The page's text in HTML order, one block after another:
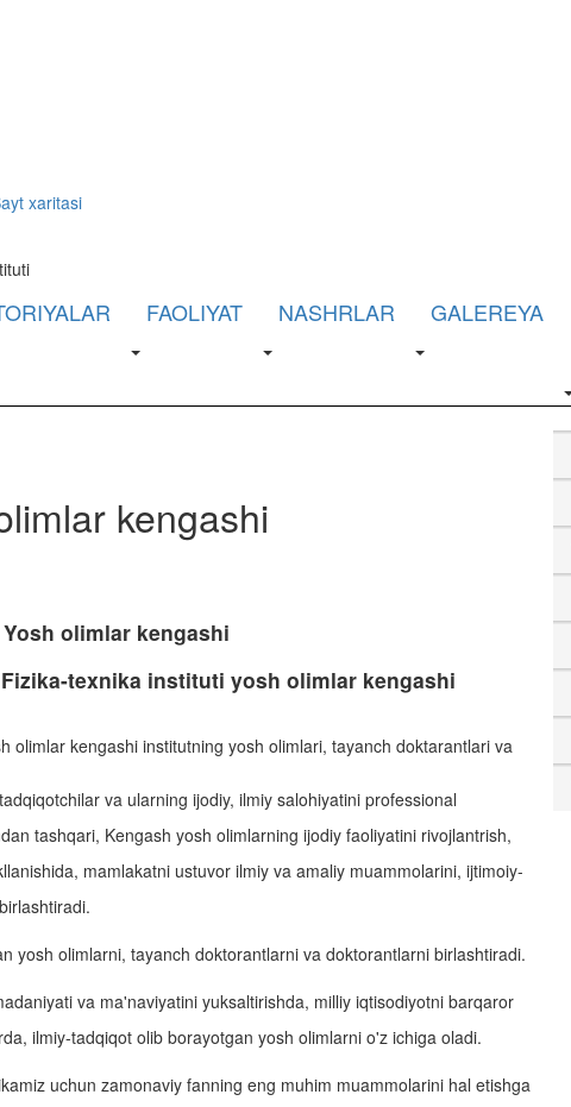
xaritasi
FAOLIYAT NASHRLAR GALEREYA
kengashi
Yosh olimlar kengashi
texnika instituti yosh olimlar kengashi
olimlar kengashi institutning yosh olimlari, tayanch doktarantlari va
va ularning ijodiy, ilmiy salohiyatini professional
tashqari, Kengash yosh olimlarning ijodiy faoliyatini rivojlantrish,
mamlakatni ustuvor ilmiy va amaliy muammolarini, ijtimoiy-
yosh olimlarni, tayanch doktorantlarni va doktorantlarni birlashtiradi.
va ma'naviyatini yuksaltirishda, milliy iqtisodiyotni barqaror
ilmiy-tadqiqot olib borayotgan yosh olimlarni o'z ichiga oladi.
uchun zamonaviy fanning eng muhim muammolarini hal etishga